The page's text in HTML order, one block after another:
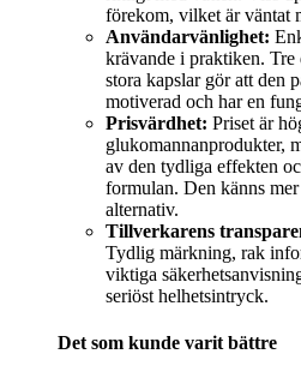
förekom, vilket är väntat
Användarvänlighet:
krävande i praktiken.
stora kapslar gör att den
motiverad och har en
Prisvärdhet: Priset är
glukomannanprodukter,
av den tydliga effekten
formulan. Den känns
alternativ.
Tillverkarens
Tydlig märkning, rak
viktiga
seriöst helhetsintryck.
Det som kunde varit bättre